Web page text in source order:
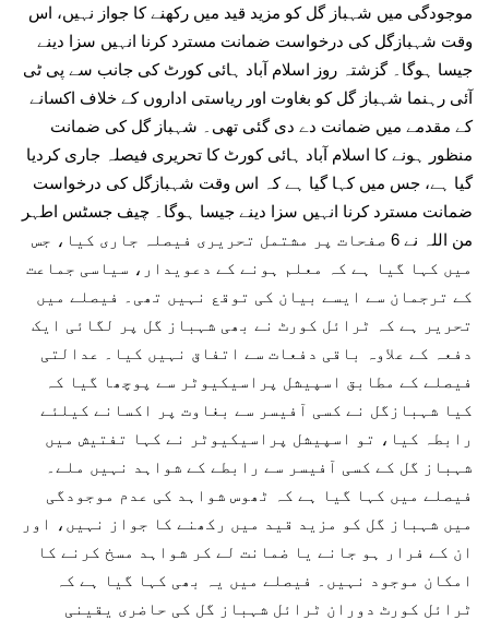
موجودگی میں شہباز گل کو مزید قید میں رکھنے کا جواز نہیں، اس
وقت شہبازگل کی درخواست ضمانت مسترد کرنا انہیں سزا دینے
جیسا ہوگا۔ گزشتہ روز اسلام آباد ہائی کورٹ کی جانب سے پی ٹی
آئی رہنما شہباز گل کو بغاوت اور ریاستی اداروں کے خلاف اکسانے
کے مقدمے میں ضمانت دے دی گئی تھی۔ شہباز گل کی ضمانت
منظور ہونے کا اسلام آباد ہائی کورٹ کا تحریری فیصلہ جاری کردیا
گیا ہے، جس میں کہا گیا ہے کہ اس وقت شہبازگل کی درخواست
ضمانت مسترد کرنا انہیں سزا دینے جیسا ہوگا۔ چیف جسٹس اطہر
من اللہ نے 6 صفحات پر مشتمل تحریری فیصلہ جاری کیا، جس
میں کہا گیا ہے کہ معلم ہونے کے دعویدار، سیاسی جماعت
کے ترجمان سے ایسے بیان کی توقع نہیں تھی۔ فیصلے میں
تحریر ہے کہ ٹرائل کورٹ نے بھی شہباز گل پر لگائی ایک
دفعہ کے علاوہ باقی دفعات سے اتفاق نہیں کیا۔ عدالتی
فیصلے کے مطابق اسپیشل پراسیکیوٹر سے پوچھا گیا کہ
کیا شہبازگل نے کسی آفیسر سے بغاوت پر اکسانے کیلئے
رابطہ کیا، تو اسپیشل پراسیکیوٹر نے کہا تفتیش میں
شہباز گل کے کسی آفیسر سے رابطے کے شواہد نہیں ملے۔
فیصلے میں کہا گیا ہے کہ ٹھوس شواہد کی عدم موجودگی
میں شہباز گل کو مزید قید میں رکھنے کا جواز نہیں، اور
ان کے فرار ہو جانے یا ضمانت لے کر شواہد مسخ کرنے کا
امکان موجود نہیں۔ فیصلے میں یہ بھی کہا گیا ہے کہ
ٹرائل کورٹ دوران ٹرائل شہباز گل کی حاضری یقینی